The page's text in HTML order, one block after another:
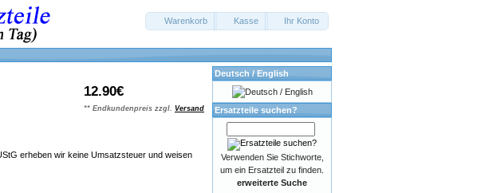
Warenkorb Kasse Ihr Konto
12.90€
** Endkundenpreis zzgl. Versand
erheben wir keine Umsatzsteuer und weisen
Deutsch / English
Ersatzteile suchen?
Verwenden Sie Stichworte,
um ein Ersatzteil zu finden.
erweiterte Suche